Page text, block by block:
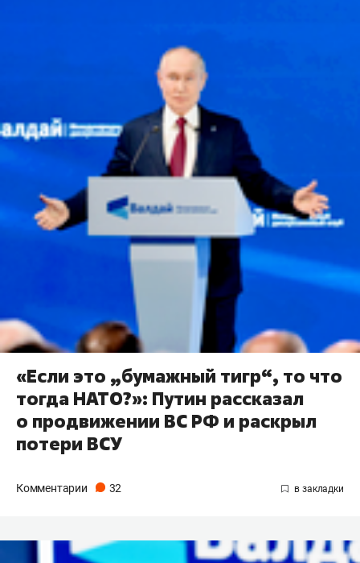
«Если это „бумажный тигр“, то что
тогда НАТО?»: Путин рассказал
о продвижении ВС РФ и раскрыл
потери ВСУ
Комментарии 32